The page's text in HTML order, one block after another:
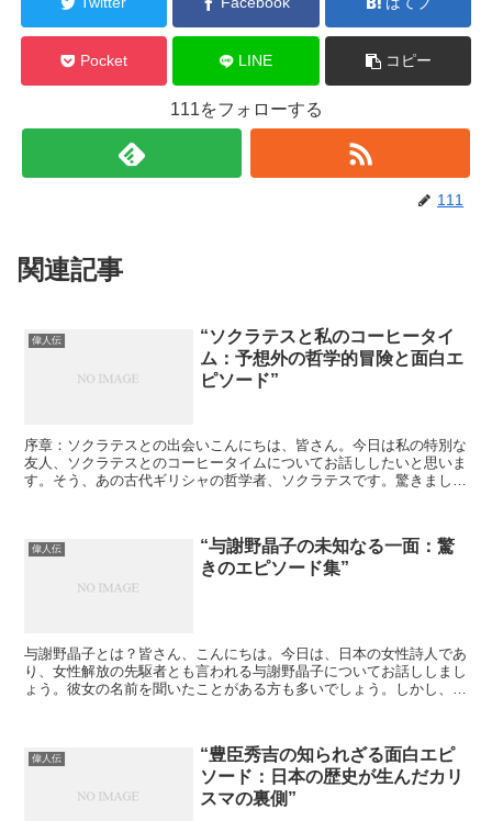
Pocket LINE コピー
111をフォローする
111
関連記事
偉人伝
“ソクラテスと私のコーヒータイ
ム：予想外の哲学的冒険と面白エ
ピソード”
序章：ソクラテスとの出会いこんにちは、皆さん。今日は私の特別な
友人、ソクラテスとのコーヒータイムについてお話ししたいと思いま
す。そう、あの古代ギリシャの哲学者、ソクラテスです。驚きました
偉人伝
“与謝野晶子の未知なる一面：驚
きのエピソード集”
与謝野晶子とは？皆さん、こんにちは。今日は、日本の女性詩人であ
り、女性解放の先駆者とも言われる与謝野晶子についてお話ししまし
ょう。彼女の名前を聞いたことがある方も多いでしょう。しかし、そ
偉人伝
“豊臣秀吉の知られざる面白エピ
ソード：日本の歴史が生んだカリ
スマの裏側”